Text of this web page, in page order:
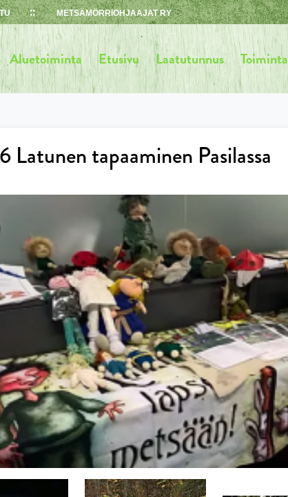
METSÄMÖRRIOHJAAJAT RY
Aluetoiminta Etusivu Laatutunnus Toiminta
Latunen tapaaminen Pasilassa